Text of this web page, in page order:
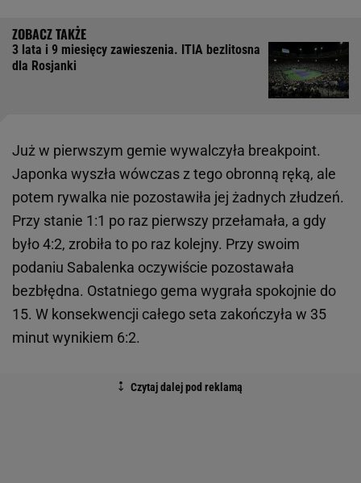
3 lata i 9 miesięcy zawieszenia. ITIA bezlitosna
dla Rosjanki
Już w pierwszym gemie wywalczyła breakpoint.
Japonka wyszła wówczas z tego obronną ręką, ale
potem rywalka nie pozostawiła jej żadnych złudzeń.
Przy stanie 1:1 po raz pierwszy przełamała, a gdy
było 4:2, zrobiła to po raz kolejny. Przy swoim
podaniu Sabalenka oczywiście pozostawała
bezbłędna. Ostatniego gema wygrała spokojnie do
15. W konsekwencji całego seta zakończyła w 35
minut wynikiem 6:2.